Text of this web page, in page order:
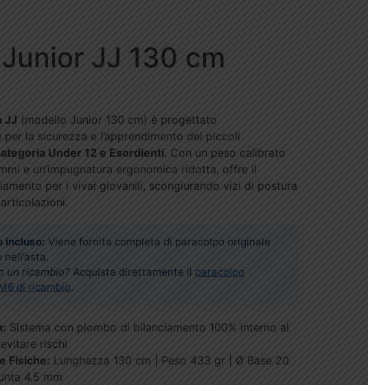
JJ 130 cm
JJ (modello Junior 130 cm) è progettato
la sicurezza e l’apprendimento dei piccoli
Under 12 e Esordienti. Con un peso calibrato
e un’impugnatura ergonomica ridotta, offre il
per i vivai giovanili, scongiurando vizi di postura
incluso: Viene fornita completa di paracolpo originale
un ricambio?Acquista direttamente il paracolpo
di ricambio.
Sistema con piombo di bilanciamento 100% interno al
rischi
Fisiche: Lunghezza 130 cm | Peso 433 gr | Ø Base 20
4,5 mm